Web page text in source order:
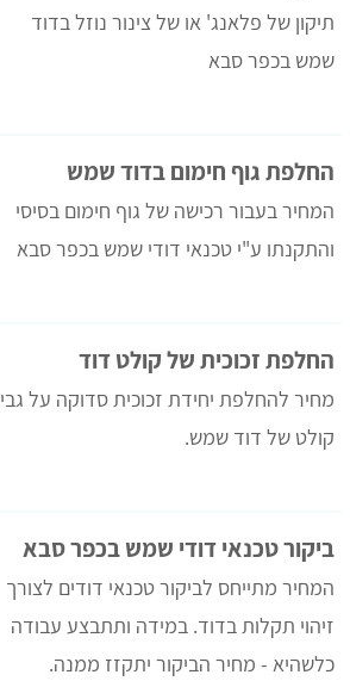
תיקון של פלאנג' או של צינור נוזל בדוד
שמש בכפר סבא
החלפת גוף חימום בדוד שמש
המחיר בעבור רכישה של גוף חימום בסיסי
והתקנתו ע"י טכנאי דודי שמש בכפר סבא
החלפת זכוכית של קולט דוד
מחיר להחלפת יחידת זכוכית סדוקה על גבי
קולט של דוד שמש.
ביקור טכנאי דודי שמש בכפר סבא
המחיר מתייחס לביקור טכנאי דודים לצורך
זיהוי תקלות בדוד. במידה ותתבצע עבודה
כלשהיא - מחיר הביקור יתקזז ממנה.